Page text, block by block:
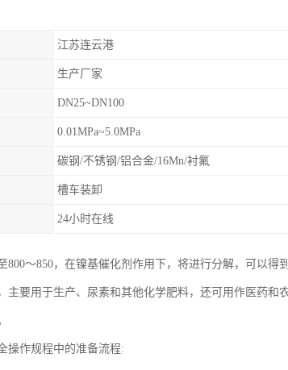
江苏连云港
生产厂家
DN25~DN100
0.01MPa~5.0MPa
碳钢/不锈钢/铝合金/16Mn/衬氟
槽车装卸
24小时在线
800～850，在镍基催化剂作用下，将进行分解，可以
主要用于生产、尿素和其他化学肥料，还可用作医药和
操作规程中的准备流程: